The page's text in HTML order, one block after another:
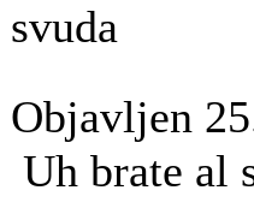
svuda
Objavljen
Uh brate al